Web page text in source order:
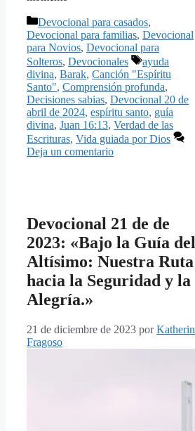
Categorías
Devocional para casados,
Devocional para familias, Devocional
para Novios, Devocional para
Solteros, Devocionales Etiquetas
ayuda
divina, Barak, Canción "Espíritu
Santo", Comprensión profunda,
Decisiones sabias, Devocional 20 de
abril de 2024, espíritu santo, guía
divina, Juan 16:13, Verdad de las
Escrituras, Vida guiada por Dios
Deja un comentario
Devocional 21 de de
2023: «Bajo la Guía del
Altísimo: Nuestra Ruta
hacia la Seguridad y la
Alegría.»
21 de diciembre de 2023 porKatherin
Fragoso